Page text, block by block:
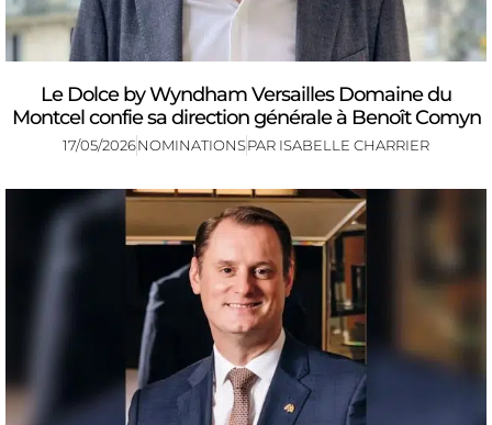
Le Dolce by Wyndham Versailles Domaine du
Montcel confie sa direction générale à Benoît Comyn
17/05/2026NOMINATIONSPAR ISABELLE CHARRIER